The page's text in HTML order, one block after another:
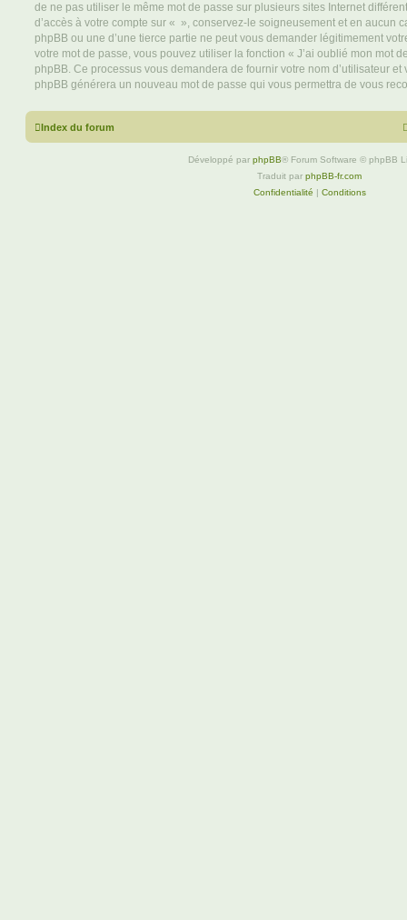
de ne pas utiliser le même mot de passe sur plusieurs sites Internet
d’accès à votre compte sur « », conservez-le soigneusement et en aucun
phpBB ou une d’une tierce partie ne peut vous demander légitimement
votre mot de passe, vous pouvez utiliser la fonction « J’ai oublié mon mot
phpBB. Ce processus vous demandera de fournir votre nom d’utilisateur
phpBB générera un nouveau mot de passe qui vous permettra de vous
Index du forum
Développé par phpBB® Forum Software © phpBB
Traduit par phpBB-fr.com
Confidentialité | Conditions